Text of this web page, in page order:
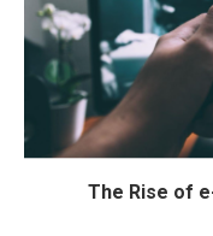
The Rise of